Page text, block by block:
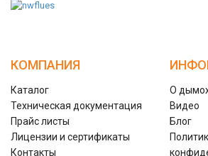
КОМПАНИЯ
Каталог
Техническая документация
Прайс листы
Лицензии и сертификаты
Контакты
О
Видео
Блог